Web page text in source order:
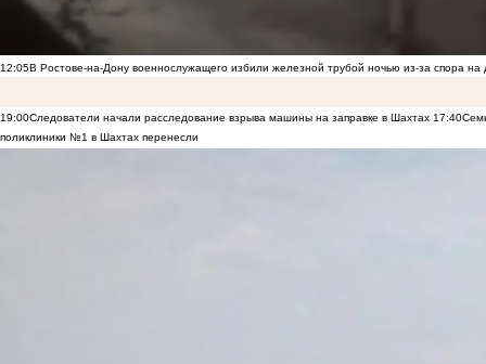
12:05В Ростове-на-Дону военнослужащего избили железной трубой ночью из-за спора на
19:00Следователи начали расследование взрыва машины на заправке в Шахтах 17:40
поликлиники №1 в Шахтах перенесли